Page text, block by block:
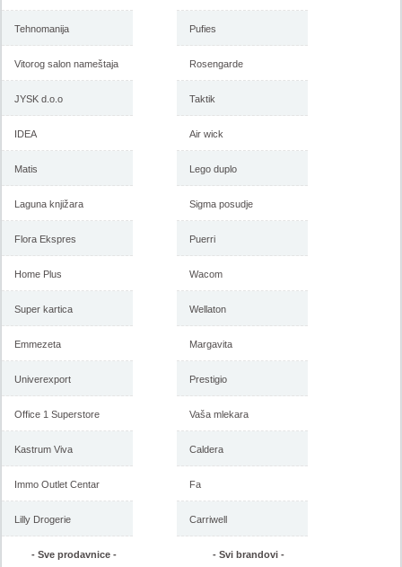
Tehnomanija
Vitorog salon nameštaja
JYSK d.o.o
IDEA
Matis
Laguna knjižara
Flora Ekspres
Home Plus
Super kartica
Emmezeta
Univerexport
Office 1 Superstore
Kastrum Viva
Immo Outlet Centar
Lilly Drogerie
- Sve prodavnice -
Pufies
Rosengarde
Taktik
Air wick
Lego duplo
Sigma posudje
Puerri
Wacom
Wellaton
Margavita
Prestigio
Vaša mlekara
Caldera
Fa
Carriwell
- Svi brandovi -